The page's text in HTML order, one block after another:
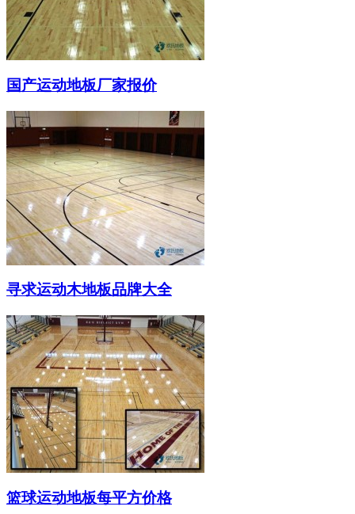
国产运动地板厂家报价
寻求运动木地板品牌大全
篮球运动地板每平方价格